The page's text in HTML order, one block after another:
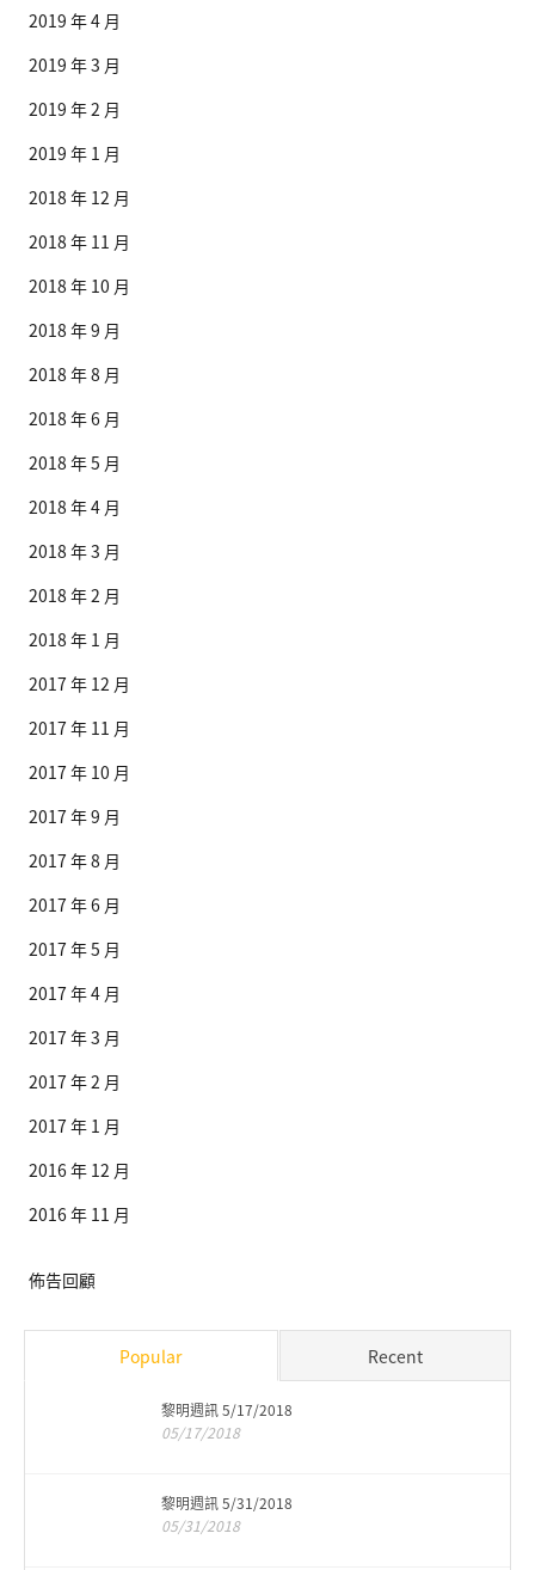
2019 年 4 月
2019 年 3 月
2019 年 2 月
2019 年 1 月
2018 年 12 月
2018 年 11 月
2018 年 10 月
2018 年 9 月
2018 年 8 月
2018 年 6 月
2018 年 5 月
2018 年 4 月
2018 年 3 月
2018 年 2 月
2018 年 1 月
2017 年 12 月
2017 年 11 月
2017 年 10 月
2017 年 9 月
2017 年 8 月
2017 年 6 月
2017 年 5 月
2017 年 4 月
2017 年 3 月
2017 年 2 月
2017 年 1 月
2016 年 12 月
2016 年 11 月
佈告回顧
Popular Recent
黎明週訊 5/17/2018
05/17/2018
黎明週訊 5/31/2018
05/31/2018